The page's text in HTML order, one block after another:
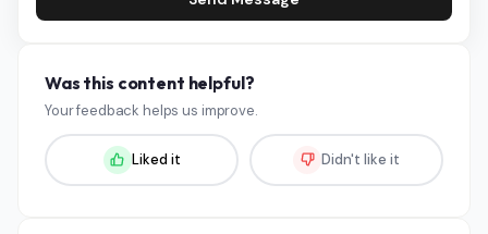
Was this content helpful?
Your feedback helps us improve.
Liked it Didn't like it